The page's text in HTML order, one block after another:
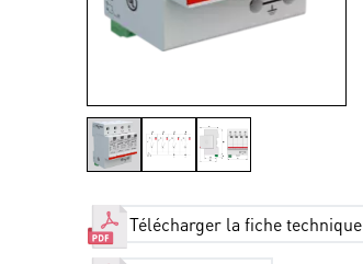
Télécharger la fiche technique